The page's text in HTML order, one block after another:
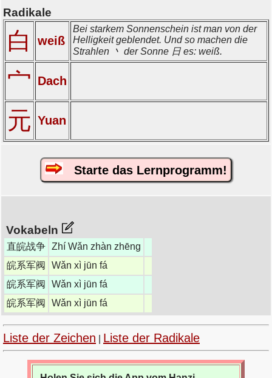
Radikale
白 weiß
Bei starkem Sonnenschein ist man von der
Helligkeit geblendet. Und so machen die
Strahlen 丶 der Sonne 日 es: weiß.
宀 Dach
元 Yuan
Starte das Lernprogramm!
Vokabeln
直皖战争 Zhí Wǎn zhàn zhēng
皖系军阀
Wǎn xì jūn fá
皖系军阀
Wǎn xì jūn fá
皖系军阀
Wǎn xì jūn fá
Liste der Zeichen Liste der Radikale